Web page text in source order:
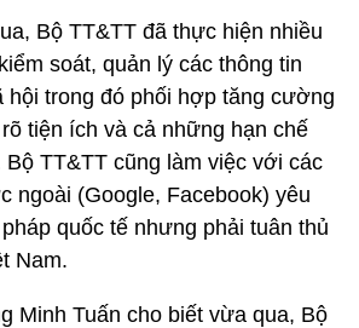
Bộ TT&TT đã thực hiện nhiều
soát, quản lý các thông tin
hội trong đó phối hợp tăng cường
tiện ích và cả những hạn chế
Bộ TT&TT cũng làm việc với các
ngoài (Google, Facebook) yêu
quốc tế nhưng phải tuân thủ
Nam.
Minh Tuấn cho biết vừa qua, Bộ